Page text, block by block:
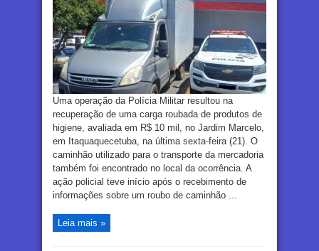
Uma operação da Polícia Militar resultou na
recuperação de uma carga roubada de produtos de
higiene, avaliada em R$ 10 mil, no Jardim Marcelo,
em Itaquaquecetuba, na última sexta-feira (21). O
caminhão utilizado para o transporte da mercadoria
também foi encontrado no local da ocorrência. A
ação policial teve início após o recebimento de
informações sobre um roubo de caminhão ...
Leia mais »